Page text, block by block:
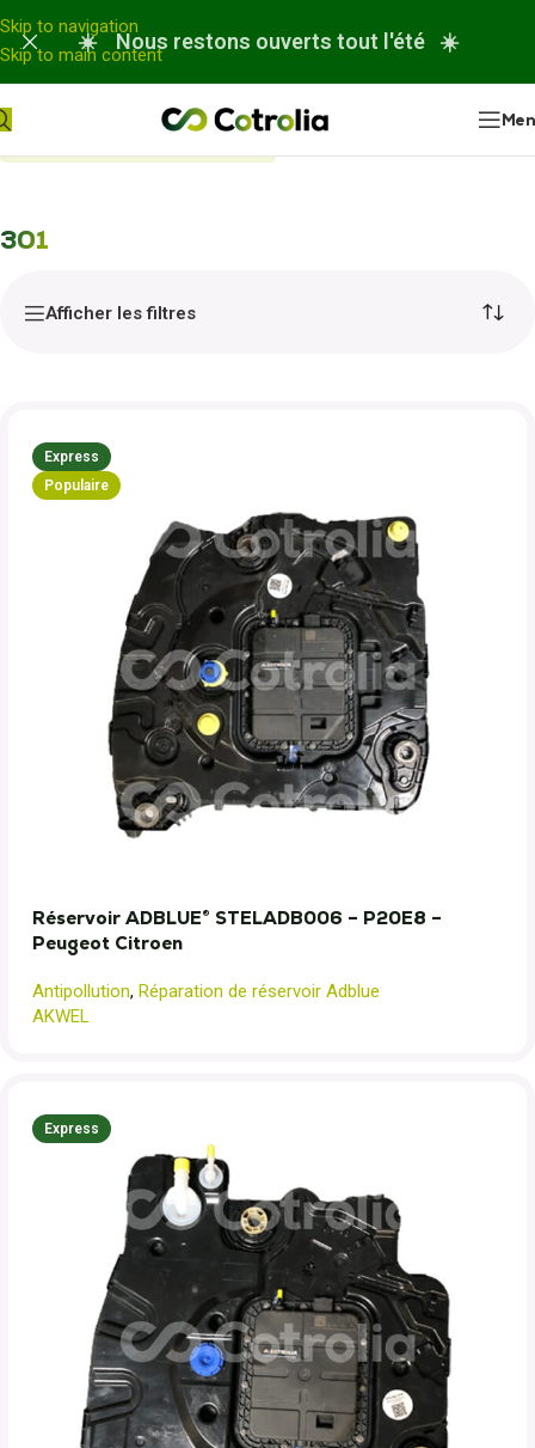
Panneau de gestion des cookies
Skip to navigation
Skip to main content
☀️ Nous restons ouverts tout l'été ☀️
301
Afficher les filtres
Express
Populaire
Réservoir ADBLUE® STELADB006 – P20E8 –
Peugeot Citroen
Antipollution, Réparation de réservoir Adblue
AKWEL
Express